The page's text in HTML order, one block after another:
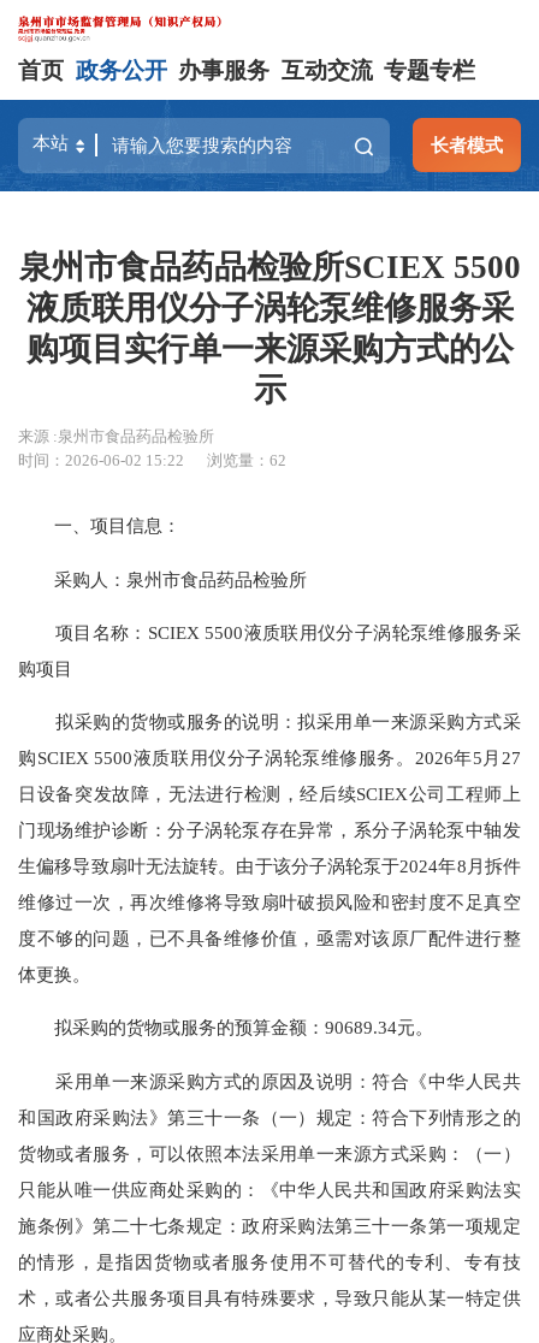
首页 政务公开 办事服务 互动交流 专题专栏
长者模式
泉州市食品药品检验所SCIEX 5500
液质联用仪分子涡轮泵维修服务采
购项目实行单一来源采购方式的公
示
来源 :泉州市食品药品检验所
时间：2026-06-02 15:22
浏览量：62
一、项目信息：
采购人：泉州市食品药品检验所
项目名称：SCIEX 5500液质联用仪分子涡轮泵维修服务采
购项目
拟采购的货物或服务的说明：拟采用单一来源采购方式采
购SCIEX 5500液质联用仪分子涡轮泵维修服务。2026年5月27
日设备突发故障，无法进行检测，经后续SCIEX公司工程师上
门现场维护诊断：分子涡轮泵存在异常，系分子涡轮泵中轴发
生偏移导致扇叶无法旋转。由于该分子涡轮泵于2024年8月拆件
维修过一次，再次维修将导致扇叶破损风险和密封度不足真空
度不够的问题，已不具备维修价值，亟需对该原厂配件进行整
体更换。
拟采购的货物或服务的预算金额：90689.34元。
采用单一来源采购方式的原因及说明：符合《中华人民共
和国政府采购法》第三十一条（一）规定：符合下列情形之的
货物或者服务，可以依照本法采用单一来源方式采购：（一）
只能从唯一供应商处采购的：《中华人民共和国政府采购法实
施条例》第二十七条规定：政府采购法第三十一条第一项规定
的情形，是指因货物或者服务使用不可替代的专利、专有技
术，或者公共服务项目具有特殊要求，导致只能从某一特定供
应商处采购。